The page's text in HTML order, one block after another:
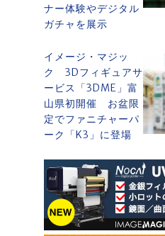
ナー体験やデジタル
ガチャを展示
イメージ・マジッ
ク 3Dフィギュアサ
ービス「3DME」富
山県初開催 お盆限
定でファニチャーパ
ーク「K3」に登場